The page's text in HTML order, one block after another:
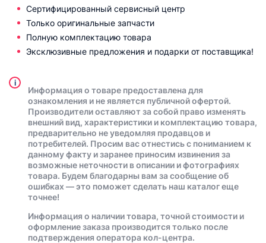
Сертифицированный сервисный центр
Только оригинальные запчасти
Полную комплектацию товара
Эксклюзивные предложения и подарки от поставщика!
i
Информация о товаре предоставлена для
ознакомления и не является публичной офертой.
Производители оставляют за собой право изменять
внешний вид, характеристики и комплектацию товара,
предварительно не уведомляя продавцов и
потребителей. Просим вас отнестись с пониманием к
данному факту и заранее приносим извинения за
возможные неточности в описании и фотографиях
товара. Будем благодарны вам за сообщение об
ошибках — это поможет сделать наш каталог еще
точнее!
Информация о наличии товара, точной стоимости и
оформление заказа производится только после
подтверждения оператора кол-центра.